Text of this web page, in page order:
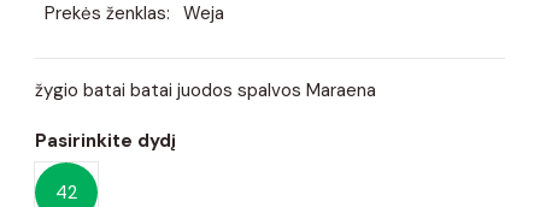
Prekės ženklas: Weja
žygio batai batai juodos spalvos Maraena
Pasirinkite dydį
42